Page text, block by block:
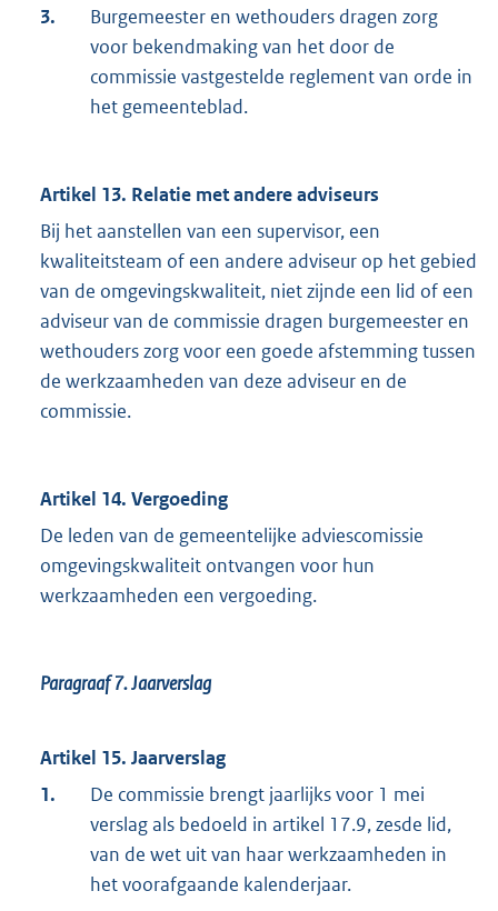
3.
Burgemeester en wethouders dragen zorg
voor bekendmaking van het door de
commissie vastgestelde reglement van orde in
het gemeenteblad.
Artikel 13. Relatie met andere adviseurs
Bij het aanstellen van een supervisor, een
kwaliteitsteam of een andere adviseur op het gebied
van de omgevingskwaliteit, niet zijnde een lid of een
adviseur van de commissie dragen burgemeester en
wethouders zorg voor een goede afstemming tussen
de werkzaamheden van deze adviseur en de
commissie.
Artikel 14. Vergoeding
De leden van de gemeentelijke adviescomissie
omgevingskwaliteit ontvangen voor hun
werkzaamheden een vergoeding.
Paragraaf 7.Jaarverslag
Artikel 15. Jaarverslag
1.
De commissie brengt jaarlijks voor 1 mei
verslag als bedoeld in artikel 17.9, zesde lid,
van de wet uit van haar werkzaamheden in
het voorafgaande kalenderjaar.